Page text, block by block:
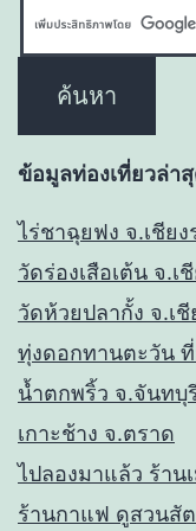
ข้อมูลท่องเที่ยวล่า
ไร่ชาฉุยฟง จ.เชียง
วัดร่องเสือเต้น จ.เ
วัดห้วยปลากั้ง จ.เชี
ทุ่งดอกทานตะวัน ที่
น้ำตกพริ้ว จ.จันทบุ
เกาะช้าง จ.ตราด
ไปลองมาแล้ว ร้า
ร้านกาแฟ ดูสวนสั